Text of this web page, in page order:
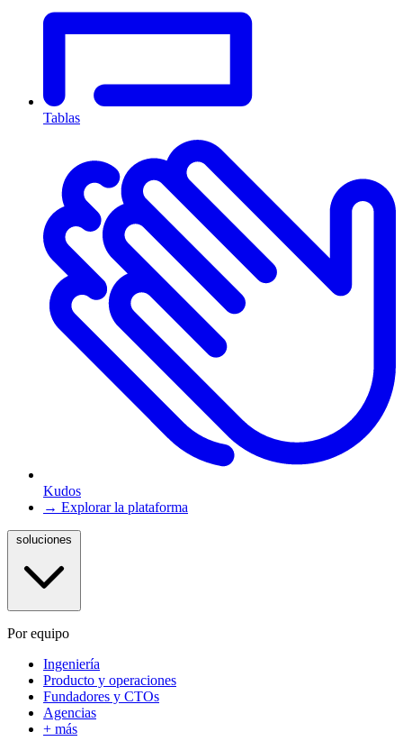
Tablas
Kudos
→ Explorar la plataforma
Por equipo
Ingeniería
Producto y operaciones
Fundadores y CTOs
Agencias
+ más